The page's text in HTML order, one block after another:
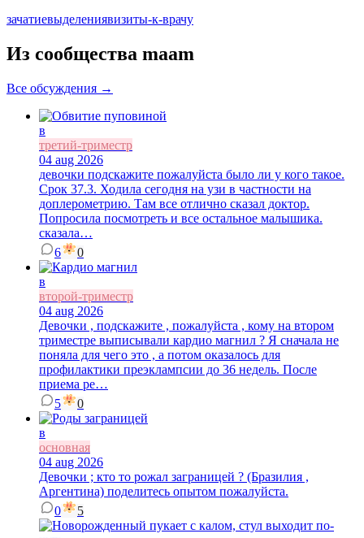
зачатиевыделениявизиты-к-врачу
Из сообщества maam
Все обсуждения →
в
третий-триместр
04 aug 2026
девочки подскажите пожалуйста было ли у кого такое.
Срок 37.3. Ходила сегодня на узи в частности на
доплерометрию. Там все отлично сказал доктор.
Попросила посмотреть и все остальное малышика.
сказала…
6
0
в
второй-триместр
04 aug 2026
Девочки , подскажите , пожалуйста , кому на втором
триместре выписывали кардио магнил ? Я сначала не
поняла для чего это , а потом оказалось для
профилактики преэклампсии до 36 недель. После
приема ре…
5
0
в
основная
04 aug 2026
Девочки ; кто то рожал заграницей ? (Бразилия ,
Аргентина) поделитесь опытом пожалуйста.
0
5